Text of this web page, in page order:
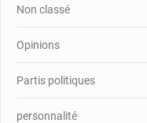
Non classé
Opinions
Partis politiques
personnalité